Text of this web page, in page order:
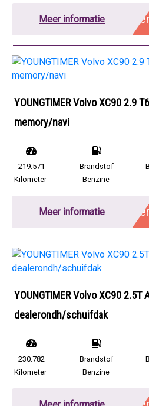
Meer informatie
YOUNGTIMER Volvo XC90 2.9
memory/navi
219.571
Kilometer
Brandstof
Benzine
Meer informatie
YOUNGTIMER Volvo XC90 2.5T
dealerondh/schuifdak
230.782
Kilometer
Brandstof
Benzine